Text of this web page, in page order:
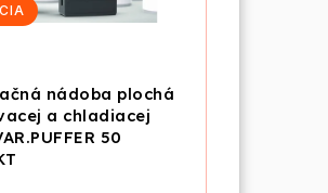
nádoba plochá
a chladiacej
50